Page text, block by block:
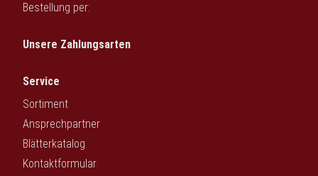
Bestellung per:
Unsere Zahlungsarten
Service
Sortiment
Ansprechpartner
Blätterkatalog
Kontaktformular